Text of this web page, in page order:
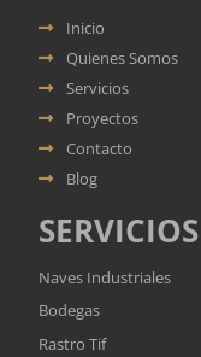
Inicio
Quienes Somos
Servicios
Proyectos
Contacto
Blog
SERVICIOS
Naves Industriales
Bodegas
Rastro Tif